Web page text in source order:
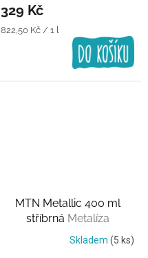
329 Kč
Měrná
822,50 Kč / 1 l
MTN Metallic 400 ml
stříbrná Metalíza
Skladem (5 ks)